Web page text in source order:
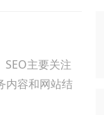
主要关注
内容和网站结